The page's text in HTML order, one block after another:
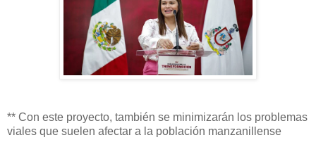
** Con este proyecto, también se minimizarán los problemas
viales que suelen afectar a la población manzanillense